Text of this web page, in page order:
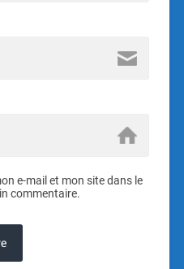
e-mail et mon site dans le
commentaire.